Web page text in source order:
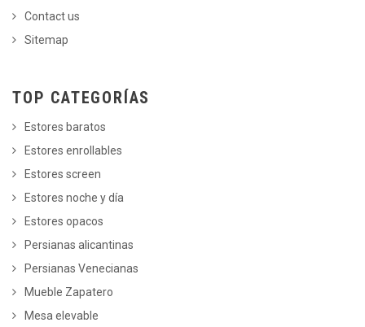
Contact us
Sitemap
TOP CATEGORÍAS
Estores baratos
Estores enrollables
Estores screen
Estores noche y día
Estores opacos
Persianas alicantinas
Persianas Venecianas
Mueble Zapatero
Mesa elevable